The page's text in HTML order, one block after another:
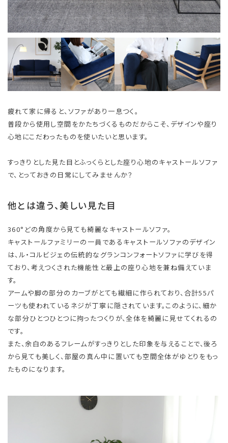
疲れて家に帰ると、ソファがあり一息つく。
普段から使用し空間をかたちづくるものだからこそ、デザインや座り
心地にこだわったものを使いたいと思います。
すっきりとした見た目とふっくらとした座り心地のキャストールソファ
で、とっておきの日常にしてみませんか？
他とは違う、美しい見た目
360°どの角度から見ても綺麗なキャストールソファ。
キャストールファミリーの一員であるキャストールソファのデザイン
は、ル・コルビジェの伝統的なグランコンフォートソファに学びを得
ており、考えつくされた機能性と最上の座り心地を兼ね備えていま
す。
アームや脚の部分のカーブがとても繊細に作られており、合計55パ
ーツも使われているネジが丁寧に隠されています。このように、細か
な部分ひとつひとつに拘ったつくりが、全体を綺麗に見せてくれるの
です。
また、余白のあるフレームがすっきりとした印象を与えることで、後ろ
から見ても美しく、部屋の真ん中に置いても空間全体がゆとりをもっ
たものになります。